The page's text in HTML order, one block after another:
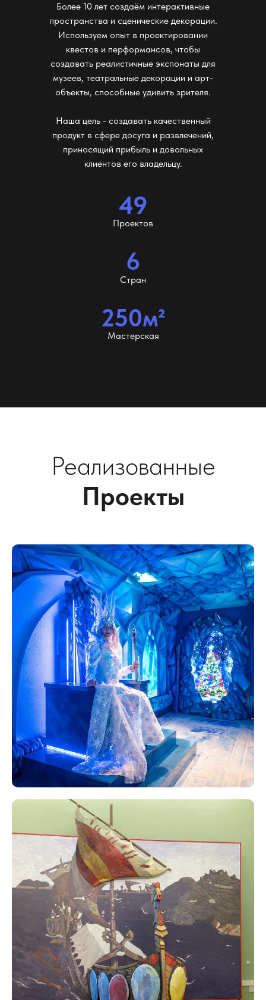
Более 10 лет создаём интерактивные
пространства и сценические декорации.
Используем опыт в проектировании
квестов и перформансов, чтобы
создавать реалистичные экспонаты для
музеев, театральные декорации и арт-
объекты, способные удивить зрителя.
Наша цель - создавать качественный
продукт в сфере досуга и развлечений,
приносящий прибыль и довольных
клиентов его владельцу.
49
6
Проектов
Стран
250м²
Мастерская
Реализованные
Проекты